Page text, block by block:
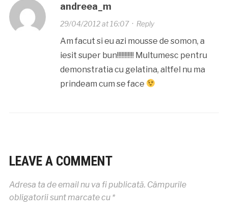
andreea_m
29/04/2012 at 16:07· Reply
Am facut si eu azi mousse de somon, a
iesit super bun!!!!!!!!!!! Multumesc pentru
demonstratia cu gelatina, altfel nu ma
prindeam cum se face
LEAVE A COMMENT
Adresa ta de email nu va fi publicată. Câmpurile
obligatorii sunt marcate cu *